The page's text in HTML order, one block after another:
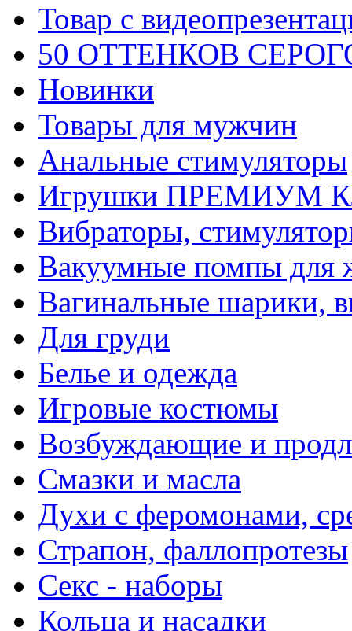
Товар с
50 ОТТЕНКОВ
Новинки
Товары для мужчин
Анальные стимуляторы
Игрушки ПРЕМИУМ
Вибраторы,
Вакуумные помпы для
Вагинальные шарики,
Для груди
Белье и одежда
Игровые костюмы
Возбуждающие и
Смазки и масла
Духи с феромонами,
Страпон, фаллопротезы
Секс - наборы
Кольца и насадки